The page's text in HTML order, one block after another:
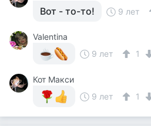
Вот - то-то! 9 лет
Valentina
9 лет
1
Кот Макси
9 лет
1